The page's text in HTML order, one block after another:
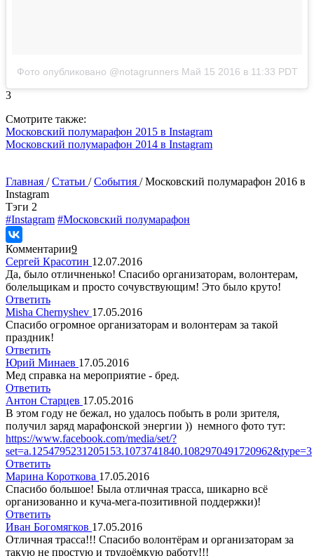
Фото опубликовано @notagrunners Май 15 2016 в 11:33 PDT
3
Смотрите также:
Московский полумарафон 2015 в Instagram
Московский полумарафон 2014 в Instagram
Главная /Статьи /События /Московский полумарафон 2016 в
Instagram
Tэги 2
#Instagram #Московский полумарафон
Комментарии9
Сергей Красотин 12.07.2016
Да, было отличненько! Спасибо организаторам, волонтерам,
болельщикам и просто сочувствующим! Это было круто!
Ответить
Misha Chernyshev 17.05.2016
Спасибо огромное организаторам и волонтерам за такой
праздник!
Ответить
Юрий Минаев 17.05.2016
Мед справка на мероприятие - бред.
Ответить
Антон Старцев 17.05.2016
В этом году не бежал, но удалось побыть в роли зрителя,
получил заряд марафонской энергии )) немного фото тут:
https://www.facebook.com/media/set/?
set=a.1254795231205153.1073741840.1082970491720962&type=3
Ответить
Марина Короткова 17.05.2016
Спасибо большое! Была отличная трасса, шикарно всё
организованно и куча-мега-позитивной поддержки)!
Ответить
Иван Богомягков 17.05.2016
Отличная трасса!!! Спасибо волонтёрам и организаторам за
такую не простую и трудоёмкую работу!!!